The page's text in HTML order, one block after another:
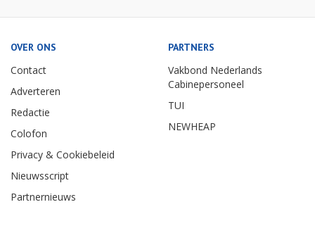
OVER ONS
Contact
Adverteren
Redactie
Colofon
Privacy & Cookiebeleid
Nieuwsscript
Partnernieuws
PARTNERS
Vakbond Nederlands
Cabinepersoneel
TUI
NEWHEAP